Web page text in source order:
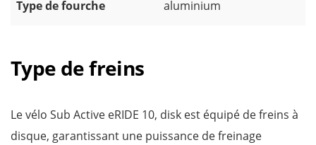
Type de fourche aluminium
Type de freins
Le vélo Sub Active eRIDE 10, disk est équipé de freins à
disque, garantissant une puissance de freinage